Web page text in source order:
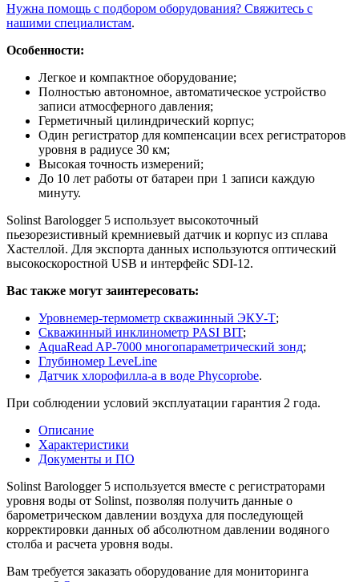
Нужна помощь с подбором оборудования? Свяжитесь с
нашими специалистам.
Особенности:
Легкое и компактное оборудование;
Полностью автономное, автоматическое устройство
записи атмосферного давления;
Герметичный цилиндрический корпус;
Один регистратор для компенсации всех регистраторов
уровня в радиусе 30 км;
Высокая точность измерений;
До 10 лет работы от батареи при 1 записи каждую
минуту.
Solinst Barologger 5 использует высокоточный
пьезорезистивный кремниевый датчик и корпус из сплава
Хастеллой. Для экспорта данных используются оптический
высокоскоростной USB и интерфейс SDI-12.
Вас также могут заинтересовать:
Уровнемер-термометр скважинный ЭКУ-Т;
Скважинный инклинометр PASI BIT;
AquaRead AP-7000 многопараметрический зонд;
Глубиномер LeveLine
Датчик хлорофилла-а в воде Phycoprobe.
При соблюдении условий эксплуатации гарантия 2 года.
Описание
Характеристики
Документы и ПО
Solinst Barologger 5 используется вместе с регистраторами
уровня воды от Solinst, позволяя получить данные о
барометрическом давлении воздуха для последующей
корректировки данных об абсолютном давлении водяного
столба и расчета уровня воды.
Вам требуется заказать оборудование для мониторинга